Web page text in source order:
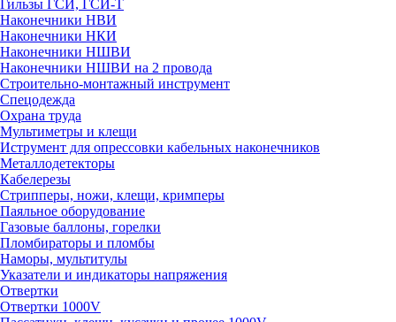
Гильзы ГСИ, ГСИ-Т
Наконечники НВИ
Наконечники НКИ
Наконечники НШВИ
Наконечники НШВИ на 2 провода
Строительно-монтажный инструмент
Спецодежда
Охрана труда
Мультиметры и клещи
Иструмент для опрессовки кабельных наконечников
Металлодетекторы
Кабелерезы
Стрипперы, ножи, клещи, кримперы
Паяльное оборудование
Газовые баллоны, горелки
Пломбираторы и пломбы
Наморы, мультитулы
Указатели и индикаторы напряжения
Отвертки
Отвертки 1000V